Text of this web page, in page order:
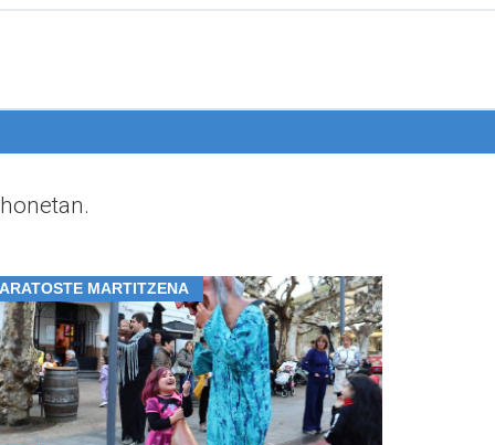
MARTITZENA